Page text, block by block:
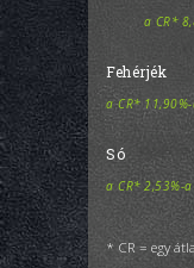
a CR*
Fehérjék
a CR*
Só
a CR* 2,53%-
* CR = egy